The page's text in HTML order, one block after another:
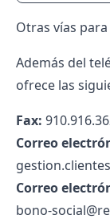
Otras vías
Además del
ofrece las
Fax:
Correo
Correo
bono-